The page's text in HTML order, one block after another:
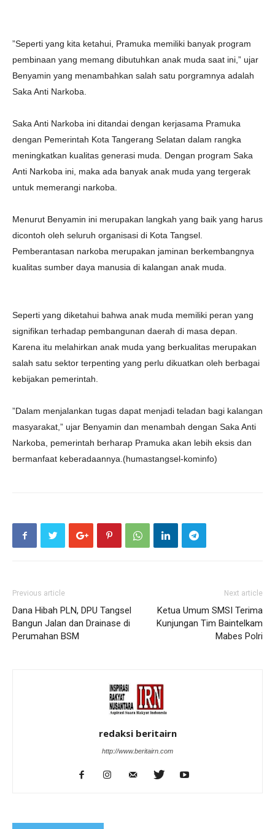
”Seperti yang kita ketahui, Pramuka memiliki banyak program
pembinaan yang memang dibutuhkan anak muda saat ini,” ujar
Benyamin yang menambahkan salah satu porgramnya adalah
Saka Anti Narkoba.
Saka Anti Narkoba ini ditandai dengan kerjasama Pramuka
dengan Pemerintah Kota Tangerang Selatan dalam rangka
meningkatkan kualitas generasi muda. Dengan program Saka
Anti Narkoba ini, maka ada banyak anak muda yang tergerak
untuk memerangi narkoba.
Menurut Benyamin ini merupakan langkah yang baik yang harus
dicontoh oleh seluruh organisasi di Kota Tangsel.
Pemberantasan narkoba merupakan jaminan berkembangnya
kualitas sumber daya manusia di kalangan anak muda.
Seperti yang diketahui bahwa anak muda memiliki peran yang
signifikan terhadap pembangunan daerah di masa depan.
Karena itu melahirkan anak muda yang berkualitas merupakan
salah satu sektor terpenting yang perlu dikuatkan oleh berbagai
kebijakan pemerintah.
”Dalam menjalankan tugas dapat menjadi teladan bagi kalangan
masyarakat,” ujar Benyamin dan menambah dengan Saka Anti
Narkoba, pemerintah berharap Pramuka akan lebih eksis dan
bermanfaat keberadaannya.(humastangsel-kominfo)
Previous article
Dana Hibah PLN, DPU Tangsel
Bangun Jalan dan Drainase di
Perumahan BSM
Next article
Ketua Umum SMSI Terima
Kunjungan Tim Baintelkam
Mabes Polri
redaksi beritairn
http://www.beritairn.com